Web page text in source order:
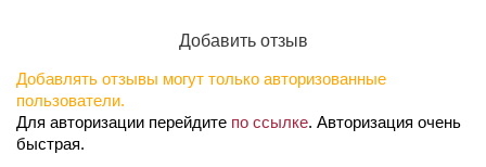
Добавить отзыв
Добавлять отзывы могут только авторизованные
пользователи.
Для авторизации перейдите по ссылке. Авторизация очень
быстрая.